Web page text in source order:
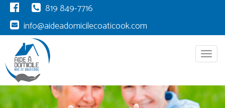
819 849-7716
info@aideadomicilecoaticook.com
Menu